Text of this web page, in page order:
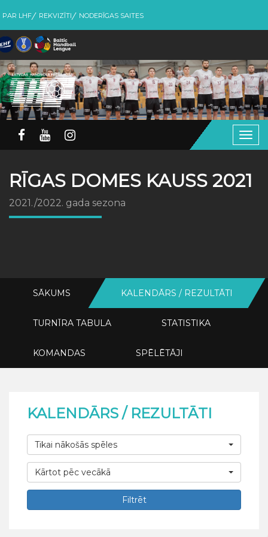
PAR LHF REKVIZĪTI NODERĪGAS SAITES
RĪGAS DOMES KAUSS 2021
2021./2022. gada sezona
SĀKUMS KALENDĀRS / REZULTĀTI
TURNĪRA TABULA STATISTIKA
KOMANDAS SPĒLĒTĀJI
KALENDĀRS / REZULTĀTI
Tikai nākošās spēles
Kārtot pēc vecākā
Filtrēt